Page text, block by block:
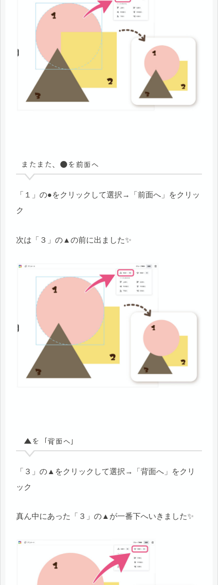
またまた、●を前面へ
「１」の●をクリックして選択→「前面へ」をクリッ
ク
次は「３」の▲の前に出ました✨
▲を「背面へ」
「３」の▲をクリックして選択→「背面へ」をクリ
ック
真ん中にあった「３」の▲が一番下へいきました✨